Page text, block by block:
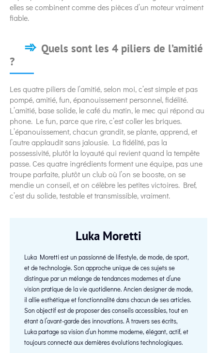
elles se combinent comme des pièces d’un moteur vraiment
fiable.
Quels sont les 4 piliers de l’amitié
?
Les quatre piliers de l’amitié, selon moi, c’est simple et pas
pompé, amitié, fun, épanouissement personnel, fidélité.
L’amitié, base solide, le café du matin, le mec qui répond au
phone. Le fun, parce que rire, c’est coller les briques.
L’épanouissement, chacun grandit, se plante, apprend, et
l’autre applaudit sans jalousie. La fidélité, pas la
possessivité, plutôt la loyauté qui revient quand la tempête
passe. Ces quatre ingrédients forment une équipe, pas une
troupe parfaite, plutôt un club où l’on se booste, on se
mendie un conseil, et on célèbre les petites victoires. Bref,
c’est du solide, testable et transmissible, vraiment.
Luka Moretti
Luka Moretti est un passionné de lifestyle, de mode, de sport,
et de technologie. Son approche unique de ces sujets se
distingue par un mélange de tendances modernes et d’une
vision pratique de la vie quotidienne. Ancien designer de mode,
il allie esthétique et fonctionnalité dans chacun de ses articles.
Son objectif est de proposer des conseils accessibles, tout en
étant à l’avant-garde des innovations. À travers ses écrits,
Luka partage sa vision d’un homme moderne, élégant, actif, et
toujours connecté aux dernières évolutions technologiques.